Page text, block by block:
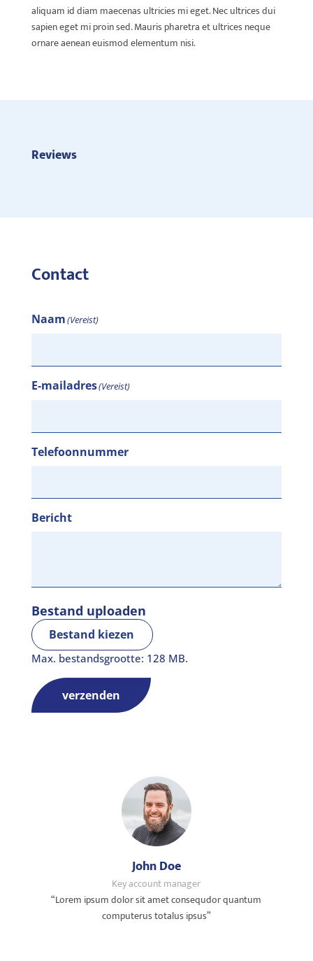
aliquam id diam maecenas ultricies mi eget. Nec ultrices dui
sapien eget mi proin sed. Mauris pharetra et ultrices neque
ornare aenean euismod elementum nisi.
Reviews
Contact
Naam(Vereist)
E-mailadres(Vereist)
Telefoonnummer
Bericht
Bestand kiezen
Max. bestandsgrootte: 128 MB.
Bestand uploaden
verzenden
John Doe
Key account manager
“Lorem ipsum dolor sit amet consequdor quantum
computerus totalus ipsus”